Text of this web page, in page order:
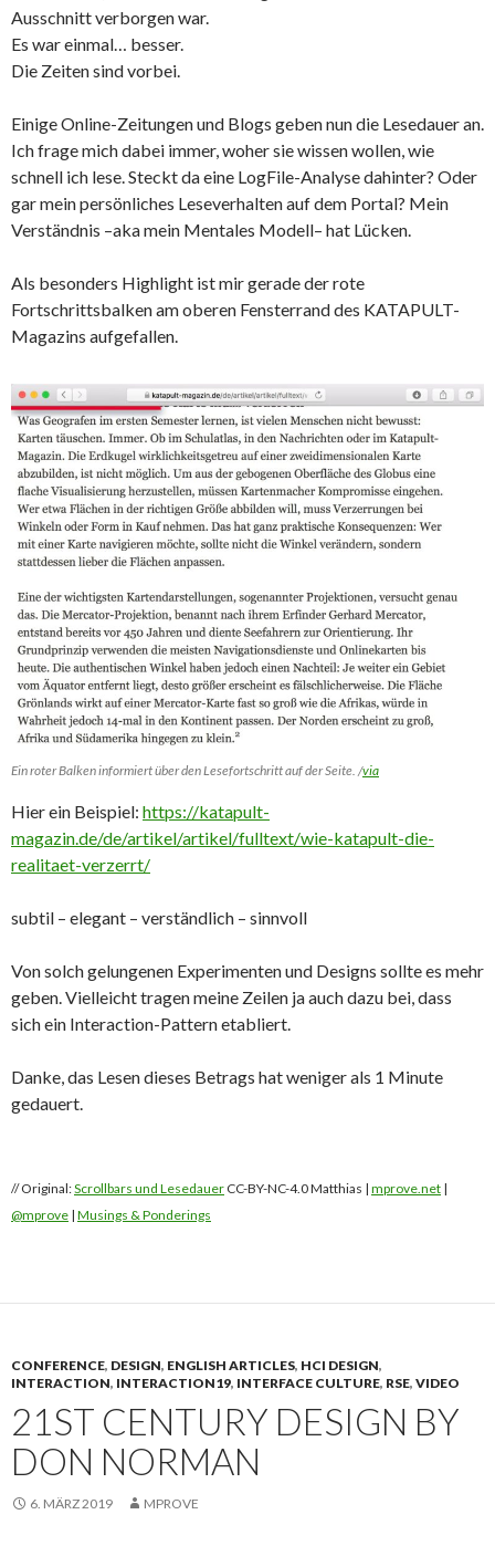
Ausschnitt verborgen war.
Es war einmal… besser.
Die Zeiten sind vorbei.
Einige Online-Zeitungen und Blogs geben nun die Lesedauer an.
Ich frage mich dabei immer, woher sie wissen wollen, wie
schnell ich lese. Steckt da eine LogFile-Analyse dahinter? Oder
gar mein persönliches Leseverhalten auf dem Portal? Mein
Verständnis –aka mein Mentales Modell– hat Lücken.
Als besonders Highlight ist mir gerade der rote
Fortschrittsbalken am oberen Fensterrand des KATAPULT-
Magazins aufgefallen.
Ein roter Balken informiert über den Lesefortschritt auf der Seite. /via
Hier ein Beispiel: https://katapult-
magazin.de/de/artikel/artikel/fulltext/wie-katapult-die-
realitaet-verzerrt/
subtil – elegant – verständlich – sinnvoll
Von solch gelungenen Experimenten und Designs sollte es mehr
geben. Vielleicht tragen meine Zeilen ja auch dazu bei, dass
sich ein Interaction-Pattern etabliert.
Danke, das Lesen dieses Betrags hat weniger als 1 Minute
gedauert.
// Original:Scrollbars und Lesedauer CC-BY-NC-4.0 Matthias | mprove.net |
@mprove | Musings & Ponderings
CONFERENCE, DESIGN, ENGLISH ARTICLES, HCI DESIGN,
INTERACTION, INTERACTION19, INTERFACE CULTURE, RSE, VIDEO
21ST CENTURY DESIGN BY
DON NORMAN
6. MÄRZ 2019 MPROVE